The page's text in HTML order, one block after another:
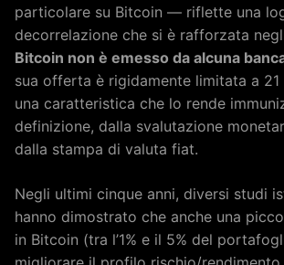
particolare su Bitcoin — riflette una
decorrelazione che si è rafforzata
Bitcoin non è emesso da alcuna
sua offerta è rigidamente limitata a
una caratteristica che lo rende
definizione, dalla svalutazione
dalla stampa di valuta fiat.
Negli ultimi cinque anni, diversi studi
hanno dimostrato che anche una
in Bitcoin (tra l’1% e il 5% del